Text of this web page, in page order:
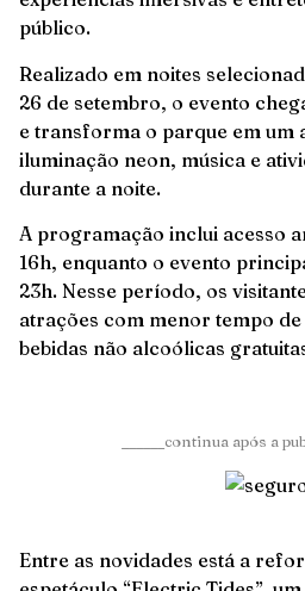
público.
Realizado em noites
26 de setembro, o evento
e transforma o parque em um
iluminação neon, música e
durante a noite.
A programação inclui acesso
16h, enquanto o evento
23h. Nesse período, os
atrações com menor tempo
bebidas não alcoólicas
______continua após a
Entre as novidades está a